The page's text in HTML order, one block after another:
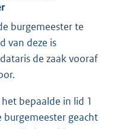
burgemeester te
van deze is
de zaak vooraf
bepaalde in lid 1
geacht